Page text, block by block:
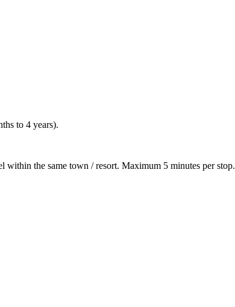
to 4 years).
within the same town / resort. Maximum 5 minutes per stop.